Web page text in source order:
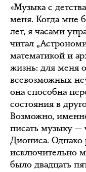
«Музыка с
меня. Когда мне
лет, я часами
читал
математикой и
жизнь: для меня
всевозможных
она способна
состояния в
Возможно,
писать музыку —
Диониса. Однако
исключительно
было двадцать